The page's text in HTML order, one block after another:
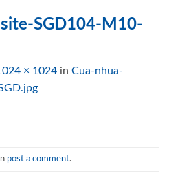
SGD104-M10-
× 1024 in Cua-nhua-
post a comment.